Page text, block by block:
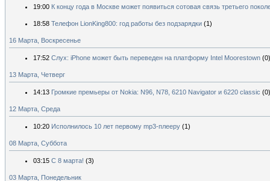
19:00 К концу года в Москве может появиться сотовая связь третьего
18:58 Телефон LionKing800: год работы без подзарядки (1)
16 Марта, Воскресенье
17:52 Слух: iPhone может быть переведен на платформу Intel Moorestown (0)
13 Марта, Четверг
14:13 Громкие премьеры от Nokia: N96, N78, 6210 Navigator и 6220 classic (0)
12 Марта, Среда
10:20 Исполнилось 10 лет первому mp3-плееру (1)
08 Марта, Суббота
03:15 С 8 марта! (3)
03 Марта, Понедельник